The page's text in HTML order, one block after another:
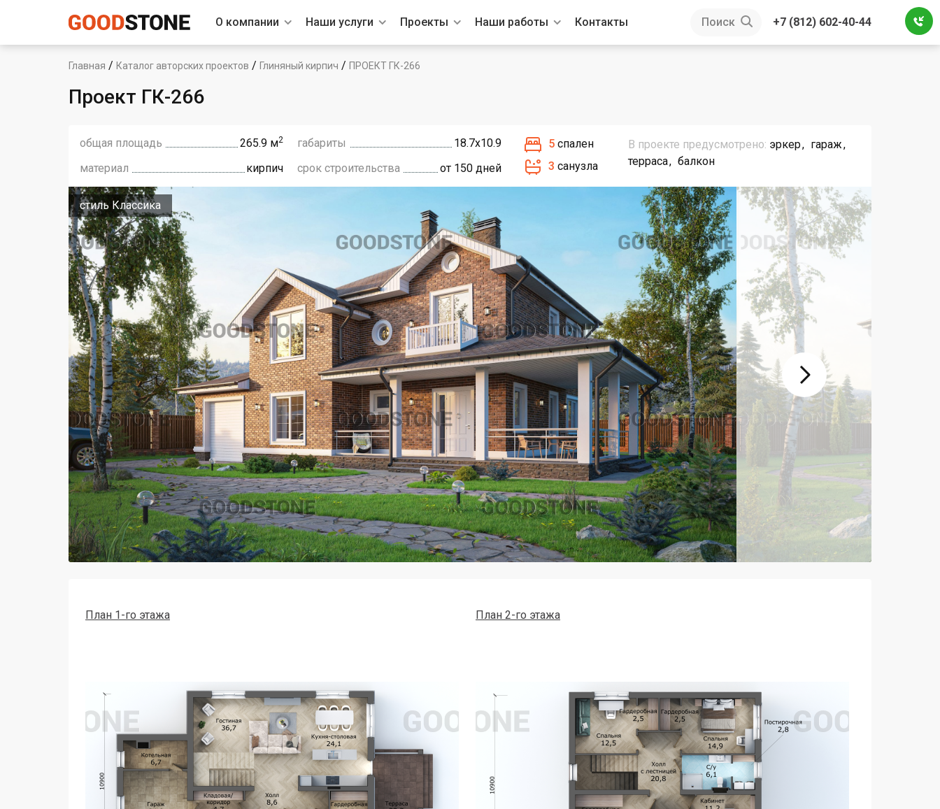
О компании Наши услуги Проекты Наши работы Контакты Поиск +7 (812) 602-40-44
Главная / Каталог авторских проектов / Глиняный кирпич / ПРОЕКТ ГК-266
Проект ГК-266
общая площадь 265.9 м2 габариты
18.7х10.9
материал
кирпич срок строительства от 150 дней
5 спален
3 санузла
В проекте предусмотрено: эркер
гараж
терраса
балкон
стиль Классика
План 1-го этажа План 2-го этажа